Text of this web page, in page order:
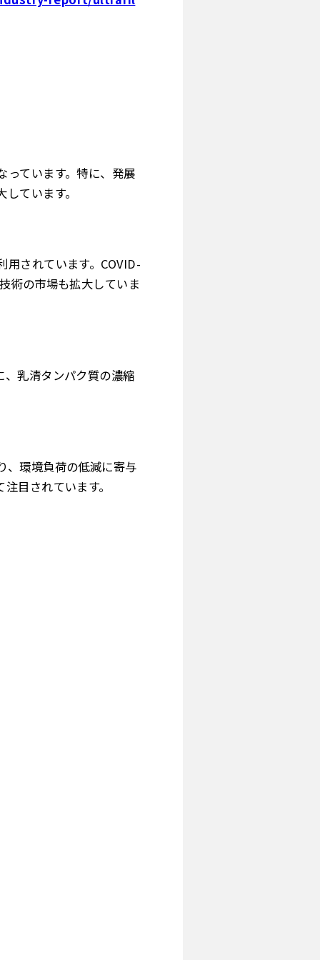
っています。特に、発展
ています。
されています。COVID-
術の市場も拡大していま
乳清タンパク質の濃縮
、環境負荷の低減に寄与
目されています。